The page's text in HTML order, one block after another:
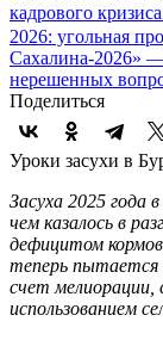
кадрового
2026: угольная
Сахалина-2026»
нерешенных
Поделиться
Уроки засухи в
Засуха 2025 года
чем казалось в
дефицитом
теперь пытается
счет мелиорации,
использованием